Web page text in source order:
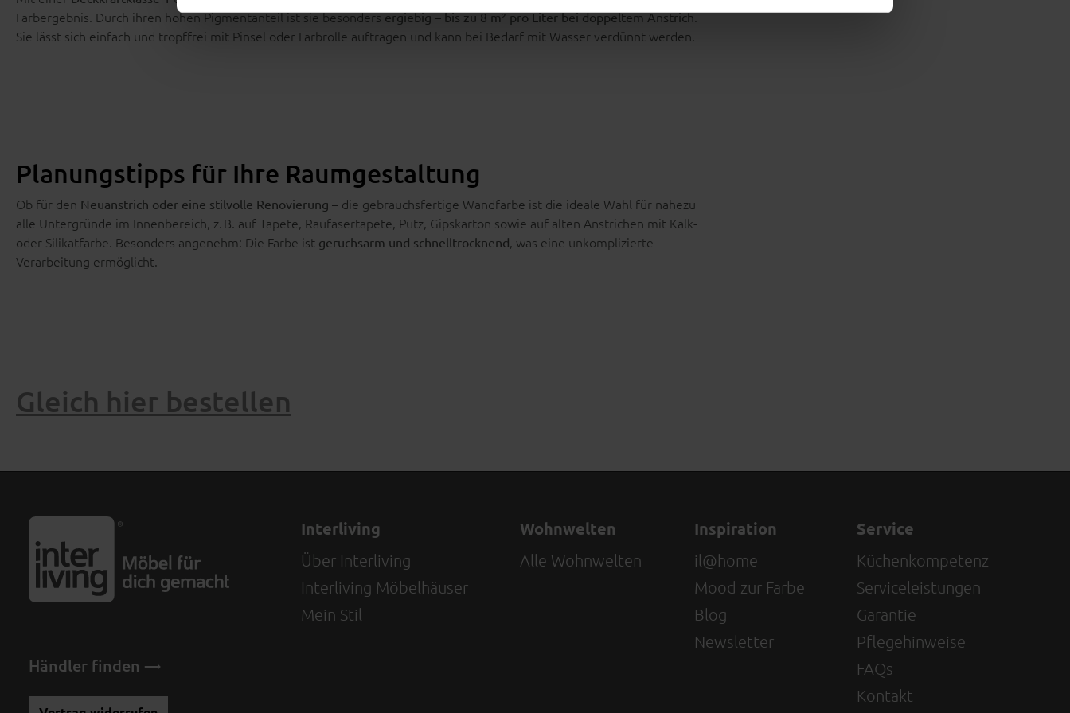
Farbergebnis. Durch ihren hohen Pigmentanteil ist sie besondersergiebig – bis zu 8 m² pro Liter bei doppeltem Anstrich.
Sie lässt sich einfach und tropffrei mit Pinsel oder Farbrolle auftragen und kann bei Bedarf mit Wasser verdünnt werden.
Planungstipps für Ihre Raumgestaltung
Ob für den Neuanstrich oder eine stilvolle Renovierung – die gebrauchsfertige Wandfarbe ist die ideale Wahl für nahezu
alle Untergründe im Innenbereich, z. B. auf Tapete, Raufasertapete, Putz, Gipskarton sowie auf alten Anstrichen mit Kalk-
oder Silikatfarbe. Besonders angenehm: Die Farbe ist geruchsarm und schnelltrocknend, was eine unkomplizierte
Verarbeitung ermöglicht.
Gleich hier bestellen
Händler finden
Interliving
Über Interliving
Interliving Möbelhäuser
Mein Stil
Wohnwelten
Alle Wohnwelten
Inspiration
il@home
Mood zur Farbe
Blog
Newsletter
Service
Küchenkompetenz
Serviceleistungen
Garantie
Pflegehinweise
FAQs
Kontakt